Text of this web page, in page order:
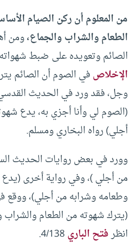
من المعلوم أن ركن الصيام
الطعام والشراب والجماع،ومن
الصائم وتعويده على ضبط
الإخلاصفي الصوم أن الصائم
وجل، فقد ورد في الحديث
(الصوم لي وأنا أجزي به، يدع
أجلي) رواه البخاري ومسلم.
وورد في بعض روايات الحديث
من أجلي )، وفي رواية أخرى (يدع
وطعامه وشرابه من أجلي)، ووقع
(يترك شهوته من الطعام
انظرفتح الباري